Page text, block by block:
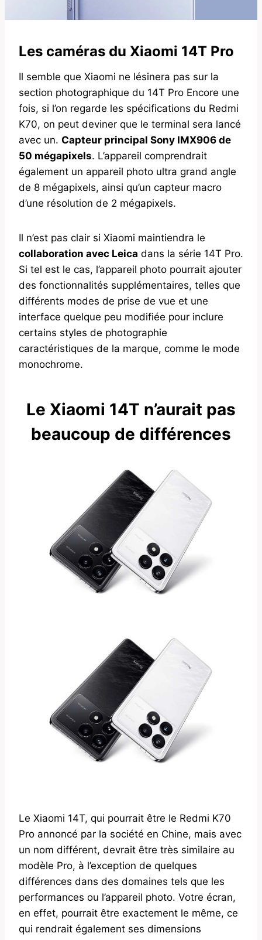
Les caméras du Xiaomi 14T Pro
Il semble que Xiaomi ne lésinera pas sur la
section photographique du 14T Pro Encore une
fois, si l’on regarde les spécifications du Redmi
K70, on peut deviner que le terminal sera lancé
avec un. Capteur principal Sony IMX906 de
50 mégapixels. L’appareil comprendrait
également un appareil photo ultra grand angle
de 8 mégapixels, ainsi qu’un capteur macro
d’une résolution de 2 mégapixels.
Il n’est pas clair si Xiaomi maintiendra le
collaboration avec Leica dans la série 14T Pro.
Si tel est le cas, l’appareil photo pourrait ajouter
des fonctionnalités supplémentaires, telles que
différents modes de prise de vue et une
interface quelque peu modifiée pour inclure
certains styles de photographie
caractéristiques de la marque, comme le mode
monochrome.
Le Xiaomi 14T n’aurait pas
beaucoup de différences
Le Xiaomi 14T, qui pourrait être le Redmi K70
Pro annoncé par la société en Chine, mais avec
un nom différent, devrait être très similaire au
modèle Pro, à l’exception de quelques
différences dans des domaines tels que les
performances ou l’appareil photo. Votre écran,
en effet, pourrait être exactement le même, ce
qui rendrait également ses dimensions